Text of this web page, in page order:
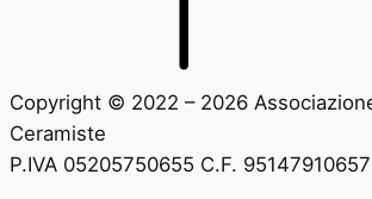
Copyright © 2022 – 2026
Ceramiste
P.IVA 05205750655 C.F. 95147910657